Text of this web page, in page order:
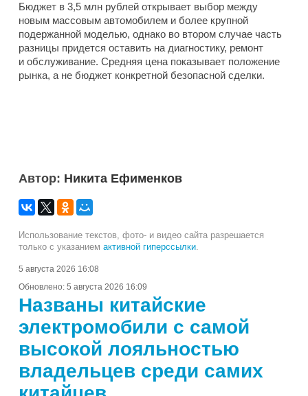
Бюджет в 3,5 млн рублей открывает выбор между
новым массовым автомобилем и более крупной
подержанной моделью, однако во втором случае часть
разницы придется оставить на диагностику, ремонт
и обслуживание. Средняя цена показывает положение
рынка, а не бюджет конкретной безопасной сделки.
Автор: Никита Ефименков
Использование текстов, фото- и видео сайта разрешается
только с указанием активной гиперссылки.
5 августа 2026 16:08
Обновлено: 5 августа 2026 16:09
Названы китайские
электромобили с самой
высокой лояльностью
владельцев среди самих